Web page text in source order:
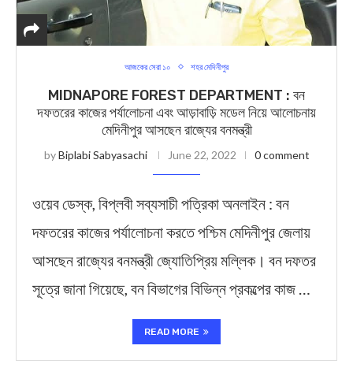
আজকের সেরা ১০ শহর মেদিনীপুর
MIDNAPORE FOREST DEPARTMENT : বন
দফতরের কাজের পর্যালোচনা এবং আড়াবাড়ি মডেল নিয়ে আলোচনায়
মেদিনীপুর আসছেন রাজ্যের বনমন্ত্রী
byBiplabi Sabyasachi June 22, 2022 0 comment
ওয়েব ডেস্ক, বিপ্লবী সব্যসাচী পত্রিকা অনলাইন : বন
দফতরের কাজের পর্যালোচনা করতে পশ্চিম মেদিনীপুর জেলায়
আসছেন রাজ্যের বনমন্ত্রী জ্যোতিপ্রিয় মল্লিক। বন দফতর
সূত্রে জানা গিয়েছে, বন বিভাগের বিভিন্ন প্রকল্পের কাজ …
READ MORE